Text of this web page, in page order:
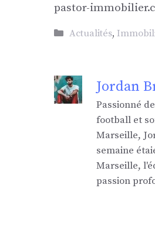
pastor-
Catégories
Actualités,
Jordan
Passionné
football et
Marseille,
semaine
Marseille,
passion